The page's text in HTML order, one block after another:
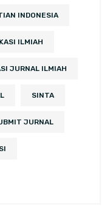
INDONESIA
ILMIAH
JURNAL ILMIAH
SINTA
JURNAL